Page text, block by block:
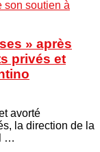
» après
privés et
avorté
la direction de la
…